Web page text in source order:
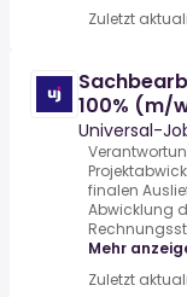
Zuletzt
100% (m/
Universal-
finalen
Abwicklung
Mehr
Zuletzt